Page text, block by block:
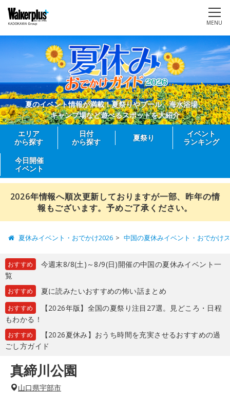
MENU
夏のイベント情報が満載！夏祭りやプール、海水浴場、
キャンプ場など遊べるスポットを大紹介
エリア
から探す
日付
から探す
夏祭り
イベント
ランキング
今日開催
イベント
2026年情報へ順次更新しておりますが一部、昨年の情
報もございます。予めご了承ください。
夏休みイベント・おでかけ2026 中国の夏休みイベント・おでかけ
おすすめ
今週末8/8(土)～8/9(日)開催の中国の夏休みイベント一
覧
おすすめ 夏に読みたいおすすめの怖い話まとめ
おすすめ
【2026年版】全国の夏祭り注目27選。見どころ・日程
もわかる！
おすすめ
【2026夏休み】おうち時間を充実させるおすすめの過
ごし方ガイド
真締川公園
山口県宇部市